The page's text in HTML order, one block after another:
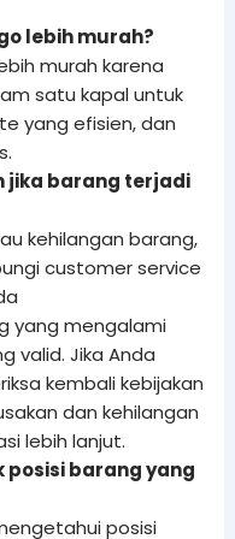
lebih murah?
murah karena
satu kapal untuk
yang efisien, dan
jika barang terjadi
kehilangan barang,
customer service
yang mengalami
valid. Jika Anda
kembali kebijakan
dan kehilangan
lebih lanjut.
barang yang
posisi